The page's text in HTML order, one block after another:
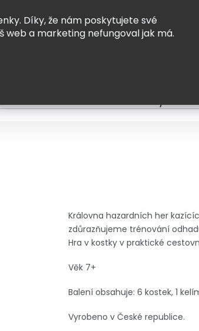
Díky, že nám poskytujete své
web a marketing nefungoval jak má.
Královna hazardních her
zdůrazňujeme trénování
Hra v kostky v praktické
Věk 7+
Balení obsahuje: 6 kostek, 1
Vyrobeno v České republice.